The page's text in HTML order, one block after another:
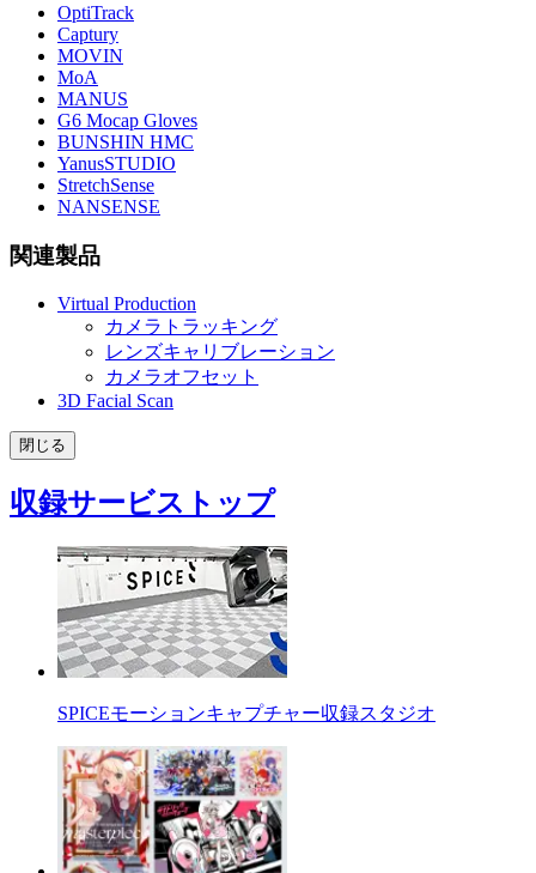
OptiTrack
Captury
MOVIN
MoA
MANUS
G6 Mocap Gloves
BUNSHIN HMC
YanusSTUDIO
StretchSense
NANSENSE
関連製品
Virtual Production
カメラトラッキング
レンズキャリブレーション
カメラオフセット
3D Facial Scan
閉じる
収録サービストップ
SPICEモーションキャプチャー収録スタジオ